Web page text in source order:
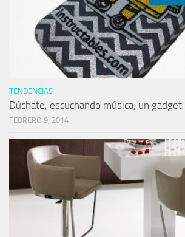
TENDENCIAS
Dúchate, escuchando música, un gadget
FEBRERO 9, 2014